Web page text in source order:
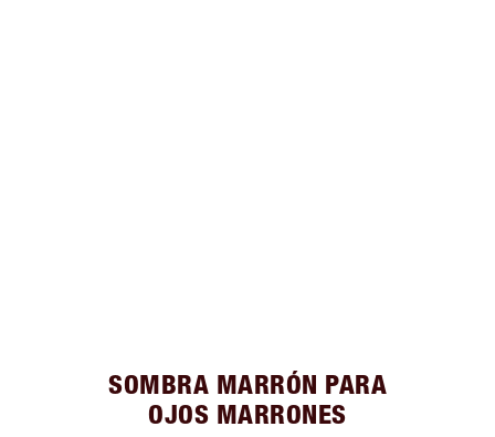
SOMBRA MARRÓN PARA
OJOS MARRONES